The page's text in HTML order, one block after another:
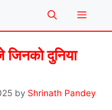
Menu
जिनको दुनिया
by Shrinath Pandey